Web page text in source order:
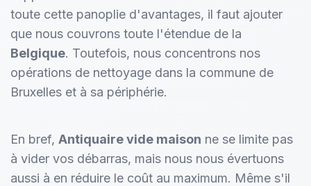
toute cette panoplie d'avantages, il faut ajouter
que nous couvrons toute l'étendue de la
Belgique. Toutefois, nous concentrons nos
opérations de nettoyage dans la commune de
Bruxelles et à sa périphérie.
En bref, Antiquaire vide maison ne se limite pas
à vider vos débarras, mais nous nous évertuons
aussi à en réduire le coût au maximum. Même s'il